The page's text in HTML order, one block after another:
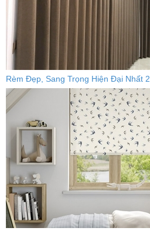
Rèm Đẹp, Sang Trọng Hiện Đại Nhất